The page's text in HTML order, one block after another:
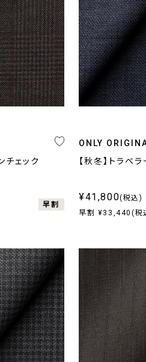
柄無地
ストライプ
チェック
小紋,ペイズリー
プラ
チェック
早割
ONLY
【秋冬】トラベ
¥41,800(税込)
早割 ¥33,440(税